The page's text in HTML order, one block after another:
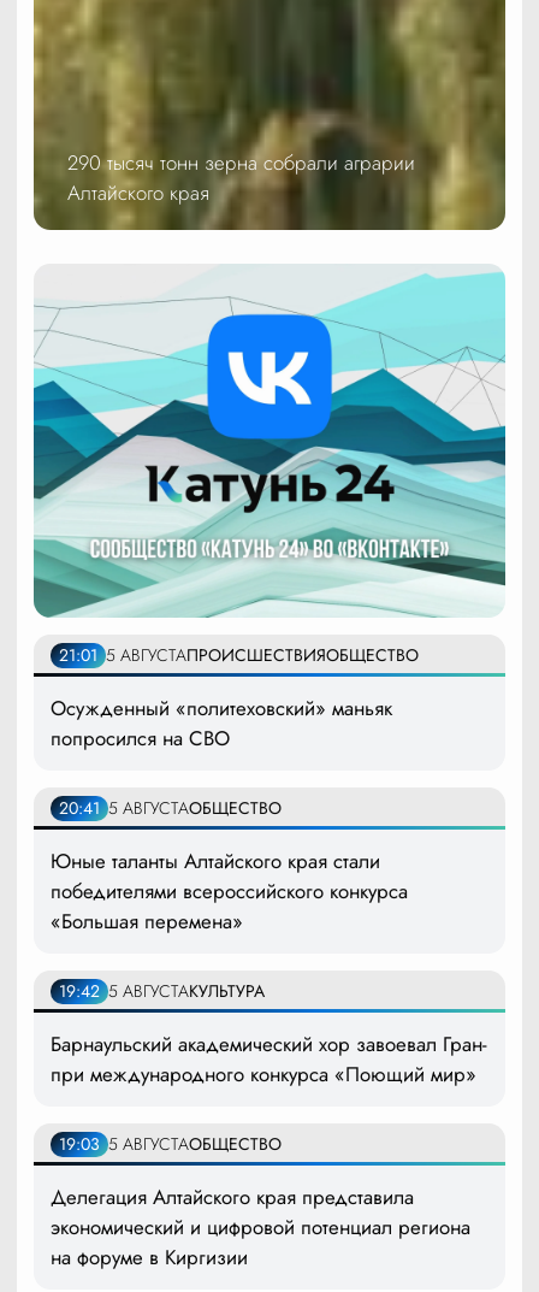
290 тысяч тонн зерна собрали аграрии
Алтайского края
21:01 5 АВГУСТАПРОИСШЕСТВИЯОБЩЕСТВО
Осужденный «политеховский» маньяк
попросился на СВО
20:41 5 АВГУСТАОБЩЕСТВО
Юные таланты Алтайского края стали
победителями всероссийского конкурса
«Большая перемена»
19:42 5 АВГУСТАКУЛЬТУРА
Барнаульский академический хор завоевал Гран-
при международного конкурса «Поющий мир»
19:03 5 АВГУСТАОБЩЕСТВО
Делегация Алтайского края представила
экономический и цифровой потенциал региона
на форуме в Киргизии